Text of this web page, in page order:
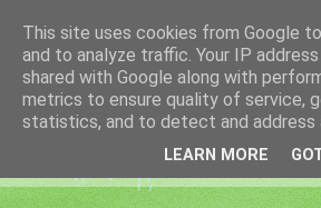
El sueño de las
PÁGINA LITERARIA DE FELISA
This site uses cookies from Google
and to analyze traffic. Your IP
shared with Google along with
metrics to ensure quality of service,
statistics, and to detect and address
LEARN MORE